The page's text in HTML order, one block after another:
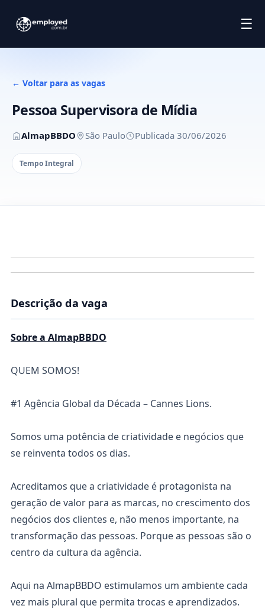
☰
← Voltar para as vagas
Pessoa Supervisora de Mídia
AlmapBBDO São Paulo Publicada 30/06/2026
Tempo Integral
Descrição da vaga
Sobre a AlmapBBDO
QUEM SOMOS!
#1 Agência Global da Década – Cannes Lions.
Somos uma potência de criatividade e negócios que
se reinventa todos os dias.
Acreditamos que a criatividade é protagonista na
geração de valor para as marcas, no crescimento dos
negócios dos clientes e, não menos importante, na
transformação das pessoas. Porque as pessoas são o
centro da cultura da agência.
Aqui na AlmapBBDO estimulamos um ambiente cada
vez mais plural que permita trocas e aprendizados.